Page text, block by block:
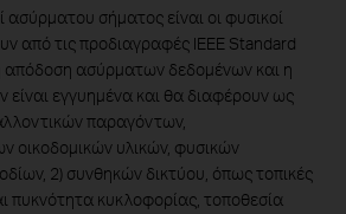
ασύρματου σήματος είναι οι φυσικοί
από τις προδιαγραφές IEEE Standard
απόδοση ασύρματων δεδομένων και η
εγγυημένα και θα διαφέρουν ως
παραγόντων,
οικοδομικών υλικών, φυσικών
2) συνθηκών δικτύου, όπως τοπικές
πυκνότητα κυκλοφορίας, τοποθεσία